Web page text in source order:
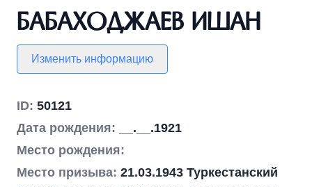
Бабаходжаев Ишан
Изменить информацию
ID: 50121
Дата рождения:
__.__.1921
Место рождения:
Место призыва: 21.03.1943 Туркестанский